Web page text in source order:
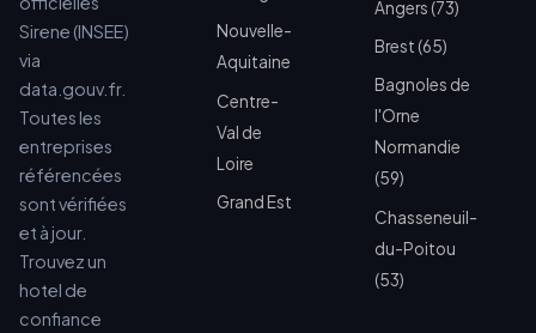
Sirene (INSEE)
via
data.gouv.fr.
Toutes les
entreprises
référencées
sont vérifiées
et à jour.
Trouvez un
hotel de
confiance
Nouvelle-
Aquitaine
Centre-
Val de
Loire
Grand Est
Angers (73)
Brest (65)
Bagnoles de
l'Orne
Normandie
(59)
Chasseneuil-
du-Poitou
(53)